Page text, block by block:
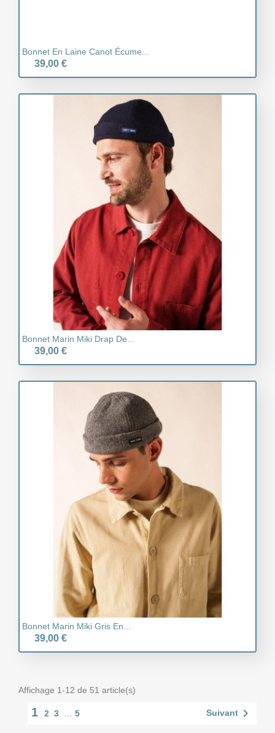
Bonnet En Laine Canot Écume...
39,00 €
Bonnet Marin Miki Drap De...
39,00 €
Bonnet Marin Miki Gris En...
39,00 €
Affichage 1-12 de 51 article(s)
1 2 3 … 5 Suivant 